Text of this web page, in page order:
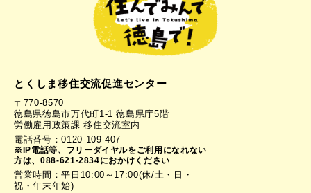
とくしま移住交流促進センター
〒770-8570
徳島県徳島市万代町1-1 徳島県庁5階
労働雇用政策課 移住交流室内
電話番号：0120-109-407
※IP電話等、フリーダイヤルをご利用になれない
方は、088-621-2834におかけください
営業時間：平日10:00～17:00(休/土・日・
祝・年末年始)